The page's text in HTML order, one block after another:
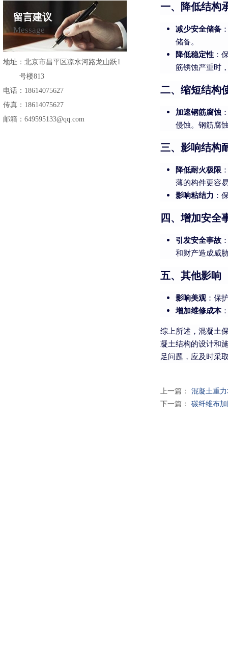
一、降低结构
减少安全储备
储备。
降低稳定性 ：
筋锈蚀严重时
二、缩短结构
加速钢筋腐蚀
侵蚀。钢筋腐
三、影响结构
降低耐火极限
薄的构件更容
影响粘结力 ：
四、增加安全
引发安全事故
和财产造成威
五、其他影响
影响美观：保
增加维修成本
综上所述，混凝土
凝土结构的设计和
足问题，应及时采
上一篇：
混凝土重
下一篇：
碳纤维布
留言建议
Message
地址： 北京市昌平区凉水河路龙山跃1
号楼813
电话：18614075627
传真：18614075627
邮箱：649595133@qq.com